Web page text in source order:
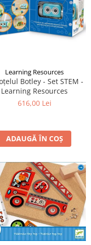
Learning Resources
Botley - Set STEM -
Learning Resources
616,00 Lei
ADAUGĂ ÎN COȘ